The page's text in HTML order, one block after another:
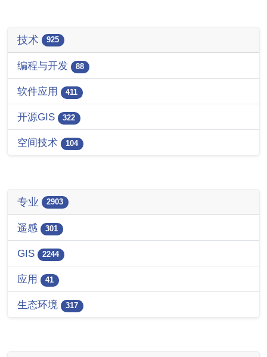
技术 925
编程与开发 88
软件应用 411
开源GIS 322
空间技术 104
专业 2903
遥感 301
GIS 2244
应用 41
生态环境 317